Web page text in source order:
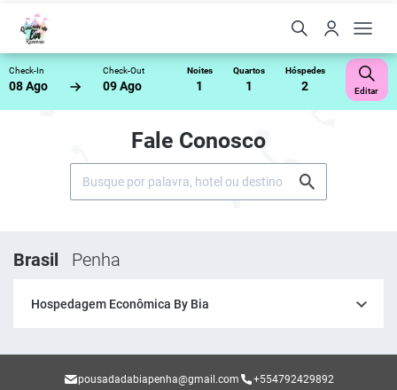
Check-In
08 Ago
Check-Out
09 Ago
Noites
1
Quartos
1
Hóspedes
2 Editar
Fale Conosco
Brasil Penha
Hospedagem Econômica By Bia
pousadadabiapenha@gmail.com +554792429892